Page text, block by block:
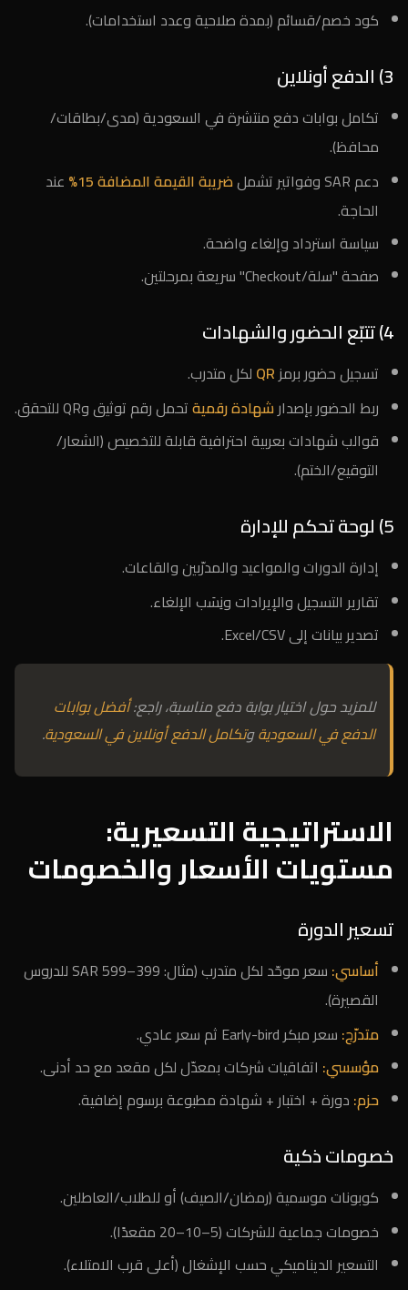
كود خصم/قسائم (بمدة صلاحية وعدد استخدامات).
3) الدفع أونلاين
تكامل بوابات دفع منتشرة في السعودية (مدى/بطاقات/
محافظ).
دعم SAR وفواتير تشمل
ضريبة القيمة المضافة 15%
عند
الحاجة.
سياسة استرداد وإلغاء واضحة.
صفحة "سلة/Checkout" سريعة بمرحلتين.
4) تتبّع الحضور والشهادات
تسجيل حضور برمزQR لكل متدرب.
ربط الحضور بإصدارشهادة رقميةتحمل رقم توثيق وQR للتحقق.
قوالب شهادات بعربية احترافية قابلة للتخصيص (الشعار/
التوقيع/الختم).
5) لوحة تحكم للإدارة
إدارة الدورات والمواعيد والمدرّبين والقاعات.
تقارير التسجيل والإيرادات ونِسَب الإلغاء.
تصدير بيانات إلى Excel/CSV.
للمزيد حول اختيار بوابة دفع مناسبة، راجع:أفضل بوابات
الدفع في السعوديةوتكامل الدفع أونلاين في السعودية.
الاستراتيجية التسعيرية:
مستويات الأسعار والخصومات
تسعير الدورة
أساسي:
سعر موحّد لكل متدرب (مثال: 399–599 SAR للدروس
القصيرة).
متدرّج: سعر مبكر Early-bird ثم سعر عادي.
مؤسسي: اتفاقيات شركات بمعدّل لكل مقعد مع حد أدنى.
حزم: دورة + اختبار + شهادة مطبوعة برسوم إضافية.
خصومات ذكية
كوبونات موسمية (رمضان/الصيف) أو للطلاب/العاطلين.
خصومات جماعية للشركات (5–10–20 مقعدًا).
التسعير الديناميكي حسب الإشغال (أعلى قرب الامتلاء).